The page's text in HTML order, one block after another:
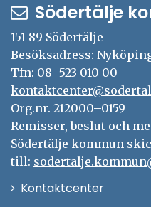
Södertälje
151 89 Södertälje
Besöksadress:
Tfn: 08–523 010 00
Org.nr. 212000–0159
Remisser, beslut och
Södertälje kommun
till:
KontaktcenterÖppna